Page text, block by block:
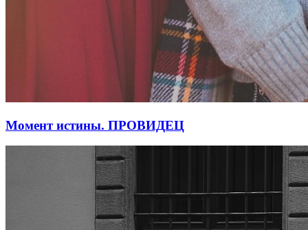
Момент истины. ПРОВИДЕЦ